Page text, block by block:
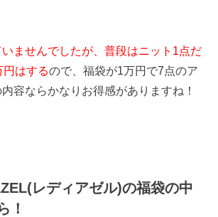
ませんでしたが、普段はニット1点だ
円はするので、福袋が1万円で7点のア
容ならかなりお得感がありますね！
レディアゼル)の福袋の中
！